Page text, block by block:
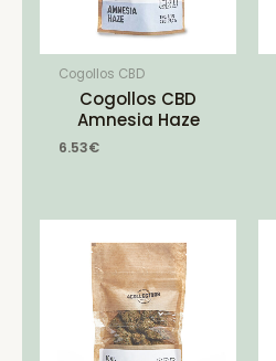
Cogollos CBD
Cogollos CBD
Amnesia Haze
6.53€